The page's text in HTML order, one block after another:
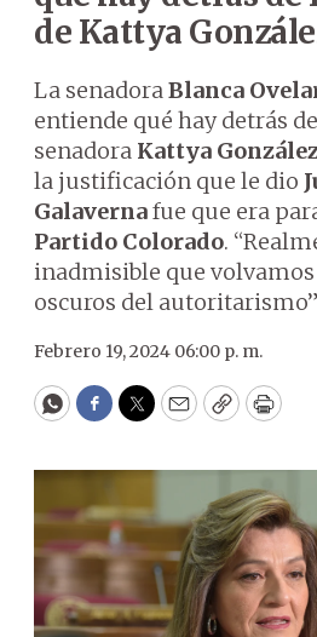
de Kattya
La senadoraBlanca
entiende qué hay detrás
senadora Kattya
la justificación que le dio
Galavernafue que era
Partido Colorado.
inadmisible que
oscuros del
Febrero 19, 2024 06:00 p. m.
WhatsApp
Facebook
Twitter
EmailCopyPrint